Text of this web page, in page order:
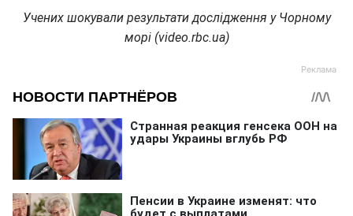
Учених шокували результати дослідження у Чорному
морі (video.rbc.ua)